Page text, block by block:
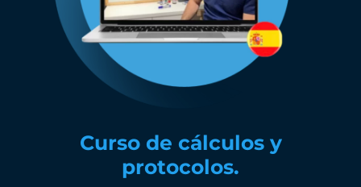
Curso de cálculos y
protocolos.